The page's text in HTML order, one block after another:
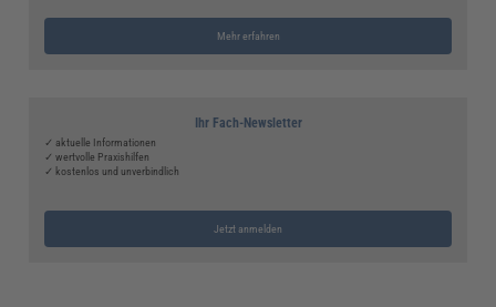
Mehr erfahren
Ihr Fach-Newsletter
✓ aktuelle Informationen
✓ wertvolle Praxishilfen
✓ kostenlos und unverbindlich
Jetzt anmelden